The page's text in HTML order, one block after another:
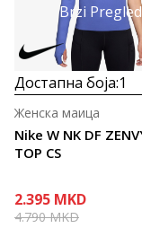
Brzi Pregled
Достапна боја:1
Nike W NK DF
TOP CS
Женска маица
2.395 MKD
4.790MKD